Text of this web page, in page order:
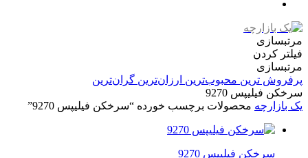
مرتبسازی
فیلتر کردن
مرتبسازی
پرفروش ترین محبوب‌ترین ارزان‌ترین گران‌ترین
سرخکن فیلیپس 9270
یک بازارچه محصولات برچسب خورده “سرخکن فیلیپس 9270”
سرخکن فیلیپس 9270